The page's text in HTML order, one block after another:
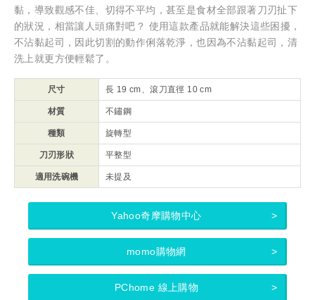
黏，導致觀感不佳、切得不平均，甚至是食材全部跟著刀刃扯下
的狀況，相當讓人頭痛對吧？ 使用這款產品就能解決這些困擾，
不沾黏起司，因此切割的動作俐落乾淨，也因為不沾黏起司，清
洗上就更方便輕鬆了。
尺寸 長 19 cm、滾刀直徑 10 cm
材質 不鏽鋼
種類 旋轉型
刀刃形狀 平整型
適用洗碗機 未提及
Yahoo奇摩購物中心
momo購物網
PChome 線上購物